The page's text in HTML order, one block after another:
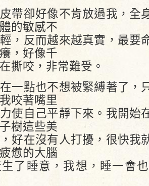
卻好像不肯放過我，全
的敏感不
，反而越來越真實，最要
，好像千
撕咬，非常難受。
點也不想被緊縛著了，
咬著嘴里
使自己平靜下來。我開始
樹這些美
好在沒有人打擾，很快我
憊的大腦
了睡意，我想，睡一會